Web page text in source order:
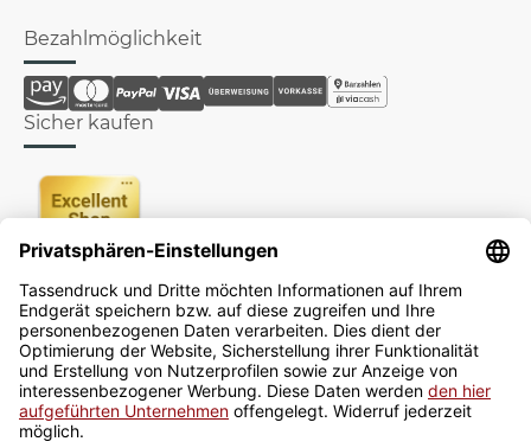
Bezahlmöglichkeit
Sicher kaufen
Newsletter